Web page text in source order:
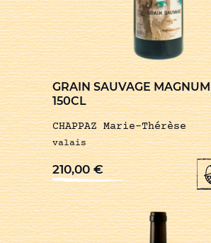
GRAIN SAUVAGE MAGNUM
150CL
CHAPPAZ Marie-Thérèse
valais
210,00€